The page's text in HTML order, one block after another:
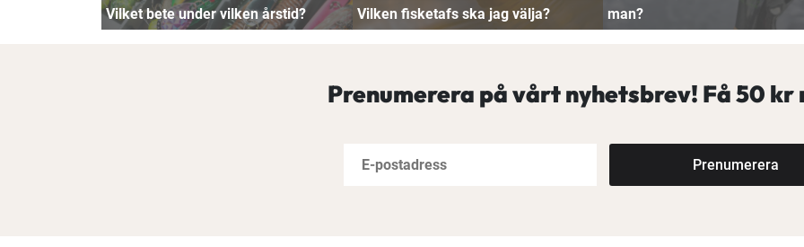
Vilket bete under vilken årstid? Vilken fisketafs ska jag välja?
man?
Prenumerera på vårt nyhetsbrev! Få50 kr
Prenumerera